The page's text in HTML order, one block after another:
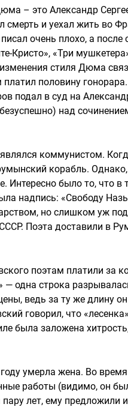
– это Александр
смерть и уехал жить во
очень плохо, а
Кристо», «Три
стиля Дюма
половину
подал в суд на
над
коммунистом.
корабль.
Интересно было то, что в
надпись: «Свободу
но слишком уж
Поэта доставили в
поэтам платили за
— одна строка
ведь за ту же длину
говорил, что
была заложена
умерла жена. Во
работы (видимо, он
лет, ему предложили